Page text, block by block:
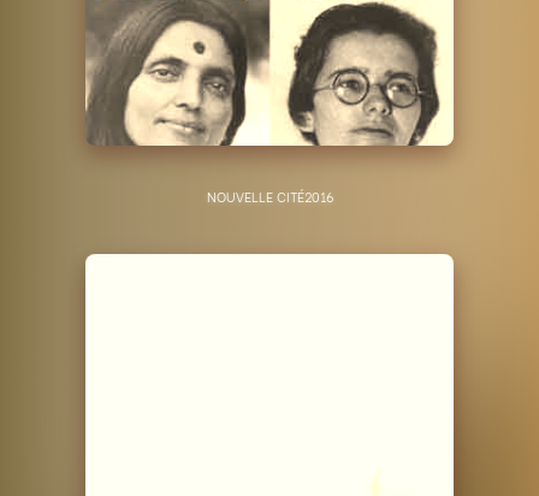
NOUVELLE CITÉ2016